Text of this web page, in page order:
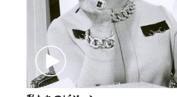
プログラム修了者は、184カ国で2万
ジメーカーが所属しているバイタル
ティに参加し、あらゆる人にとってよ
築くために果敢に挑戦してもらいます